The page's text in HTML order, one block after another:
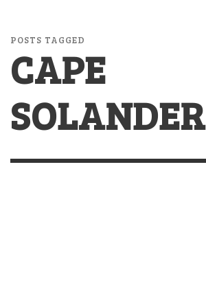
POSTS TAGGED
CAPE
SOLANDER